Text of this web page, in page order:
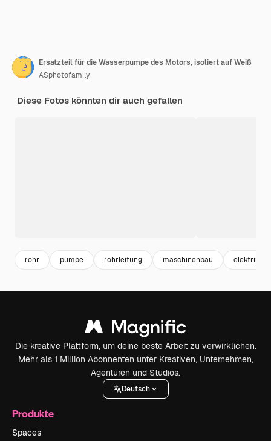
Ersatzteil für die Wasserpumpe des Motors, isoliert auf Weiß
ASphotofamily
Diese Fotos könnten dir auch gefallen
rohr pumpe rohrleitung maschinenbau elektrik
Die kreative Plattform, um deine beste Arbeit zu verwirklichen.
Mehr als 1 Million Abonnenten unter Kreativen, Unternehmen,
Agenturen und Studios.
Deutsch
Produkte
Spaces